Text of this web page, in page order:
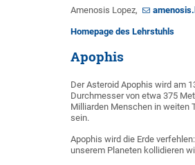
Amenosis Lopez,
Homepage des Lehrstuhls
Apophis
Der Asteroid Apophis wird am
Durchmesser von etwa 375
Milliarden Menschen in weiten
sein.
Apophis wird die Erde
unserem Planeten kollidieren